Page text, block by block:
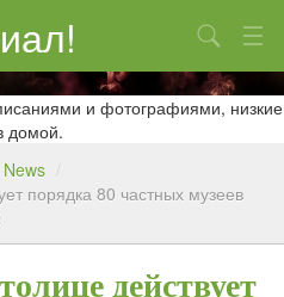
Поиск
и фотографиями, низкие
домой.
News /
порядка 80 частных музеев
действует